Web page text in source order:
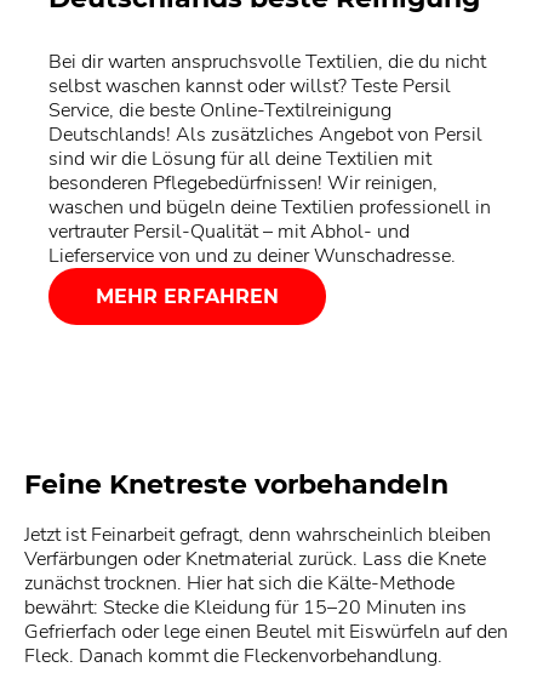
Bei dir warten anspruchsvolle Textilien, die du nicht
selbst waschen kannst oder willst? Teste Persil
Service, die beste Online-Textilreinigung
Deutschlands! Als zusätzliches Angebot von Persil
sind wir die Lösung für all deine Textilien mit
besonderen Pflegebedürfnissen! Wir reinigen,
waschen und bügeln deine Textilien professionell in
vertrauter Persil-Qualität – mit Abhol- und
Lieferservice von und zu deiner Wunschadresse.
MEHR ERFAHREN
Feine Knetreste vorbehandeln
Jetzt ist Feinarbeit gefragt, denn wahrscheinlich bleiben
Verfärbungen oder Knetmaterial zurück. Lass die Knete
zunächst trocknen. Hier hat sich die Kälte-Methode
bewährt: Stecke die Kleidung für 15–20 Minuten ins
Gefrierfach oder lege einen Beutel mit Eiswürfeln auf den
Fleck. Danach kommt die Fleckenvorbehandlung.